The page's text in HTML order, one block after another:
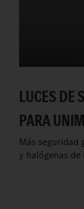
LUCES DE
PARA
Más seguridad
y halógenas de